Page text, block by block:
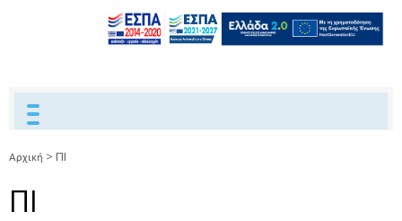
Ηπείρου
Δυτικής
Ελλάδας
Αρχική > ΠΙ
ΠΙ